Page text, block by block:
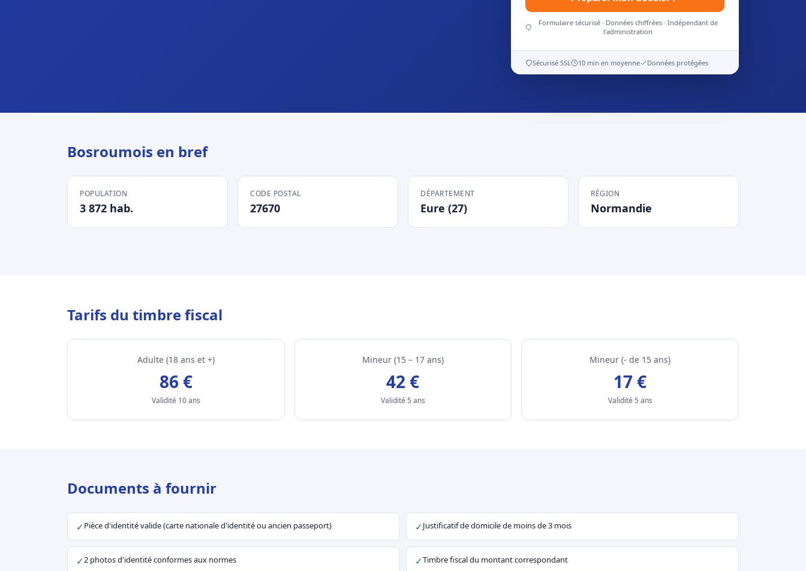
Formulaire sécurisé · Données chiffrées · Indépendant de
l'administration
Sécurisé SSL 10 min en moyenne Données protégées
Bosroumois en bref
POPULATION
3 872 hab.
CODE POSTAL
27670
DÉPARTEMENT
Eure (27)
RÉGION
Normandie
Tarifs du timbre fiscal
Adulte (18 ans et +)
86 €
Validité 10 ans
Mineur (15 – 17 ans)
42 €
Validité 5 ans
Mineur (- de 15 ans)
17 €
Validité 5 ans
Documents à fournir
✓ Pièce d'identité valide (carte nationale d'identité ou ancien passeport) ✓Justificatif de domicile de moins de 3 mois
✓2 photos d'identité conformes aux normes ✓Timbre fiscal du montant correspondant